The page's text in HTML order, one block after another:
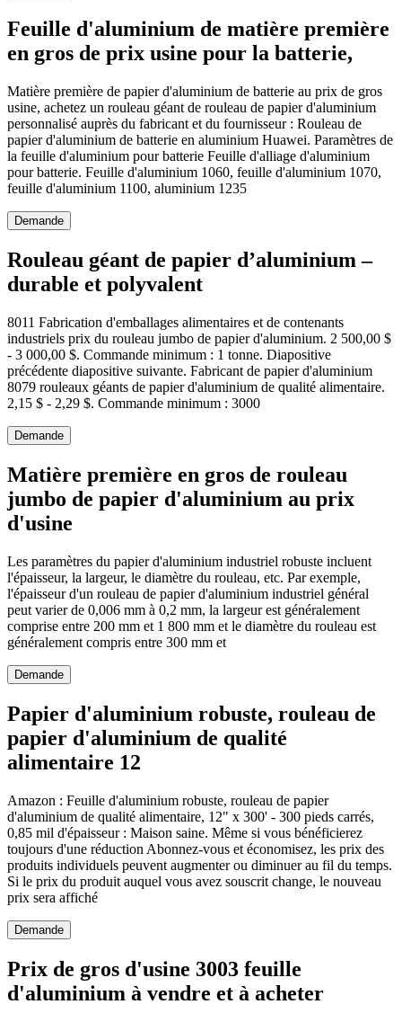
Feuille d'aluminium de matière première
en gros de prix usine pour la batterie,
Matière première de papier d'aluminium de batterie au prix de gros
usine, achetez un rouleau géant de rouleau de papier d'aluminium
personnalisé auprès du fabricant et du fournisseur : Rouleau de
papier d'aluminium de batterie en aluminium Huawei. Paramètres de
la feuille d'aluminium pour batterie Feuille d'alliage d'aluminium
pour batterie. Feuille d'aluminium 1060, feuille d'aluminium 1070,
feuille d'aluminium 1100, aluminium 1235
Demande
Rouleau géant de papier d’aluminium –
durable et polyvalent
8011 Fabrication d'emballages alimentaires et de contenants
industriels prix du rouleau jumbo de papier d'aluminium. 2 500,00 $
- 3 000,00 $. Commande minimum : 1 tonne. Diapositive
précédente diapositive suivante. Fabricant de papier d'aluminium
8079 rouleaux géants de papier d'aluminium de qualité alimentaire.
2,15 $ - 2,29 $. Commande minimum : 3000
Demande
Matière première en gros de rouleau
jumbo de papier d'aluminium au prix
d'usine
Les paramètres du papier d'aluminium industriel robuste incluent
l'épaisseur, la largeur, le diamètre du rouleau, etc. Par exemple,
l'épaisseur d'un rouleau de papier d'aluminium industriel général
peut varier de 0,006 mm à 0,2 mm, la largeur est généralement
comprise entre 200 mm et 1 800 mm et le diamètre du rouleau est
généralement compris entre 300 mm et
Demande
Papier d'aluminium robuste, rouleau de
papier d'aluminium de qualité
alimentaire 12
Amazon : Feuille d'aluminium robuste, rouleau de papier
d'aluminium de qualité alimentaire, 12" x 300' - 300 pieds carrés,
0,85 mil d'épaisseur : Maison saine. Même si vous bénéficierez
toujours d'une réduction Abonnez-vous et économisez, les prix des
produits individuels peuvent augmenter ou diminuer au fil du temps.
Si le prix du produit auquel vous avez souscrit change, le nouveau
prix sera affiché
Demande
Prix ​​de gros d'usine 3003 feuille
d'aluminium à vendre et à acheter